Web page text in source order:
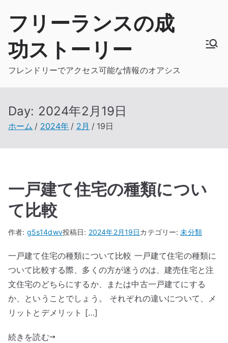
フリーランスの成
功ストーリー
フレンドリーでアクセス可能な情報のオアシス
Day: 2024年2月19日
ホーム 2024年 2月 19日
一戸建て住宅の種類につい
て比較
作者: g5s14dwv投稿日: 2024年2月19日カテゴリー:未分類
一戸建て住宅の種類について比較 一戸建て住宅の種類に
ついて比較する際、多くの方が迷うのは、建売住宅と注
文住宅のどちらにするか、または中古一戸建てにする
か、ということでしょう。 それぞれの違いについて、メ
リットとデメリット […]
続きを読む